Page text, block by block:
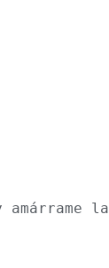
amárrame la